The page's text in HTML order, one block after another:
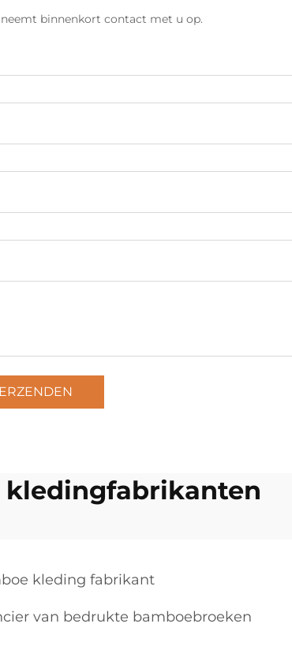
binnenkort contact met u op.
kleding fabrikant
van bedrukte bamboebroeken